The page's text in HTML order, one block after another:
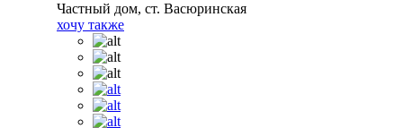
Частный дом, ст. Васюринская
хочу также